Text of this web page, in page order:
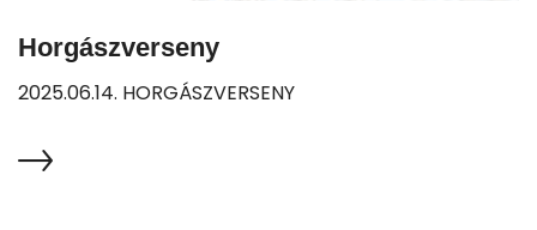
Horgászverseny
2025.06.14. HORGÁSZVERSENY